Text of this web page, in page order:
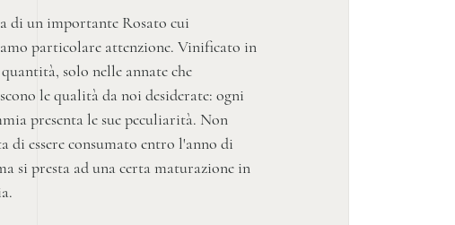
di un importante Rosato cui
particolare attenzione. Vinificato in
solo nelle annate che
le qualità da noi desiderate: ogni
presenta le sue peculiarità. Non
di essere consumato entro l'anno di
si presta ad una certa maturazione in